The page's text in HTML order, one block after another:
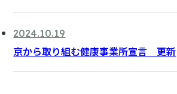
2024.10.19
京から取り組む健康事業所宣言 更新